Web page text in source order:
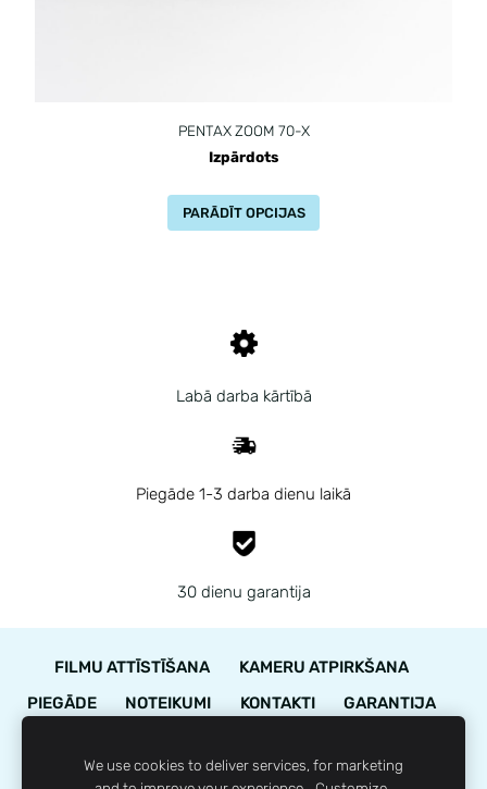
Labā darba kārtībā
Piegāde 1-3 darba dienu laikā
30 dienu garantija
PENTAX ZOOM 70-X
Izpārdots
PARĀDĪT OPCIJAS
FILMU ATTĪSTĪŠANA
KAMERU ATPIRKŠANA
PIEGĀDE
NOTEIKUMI KONTAKTI
GARANTIJA
LOJALITĀTES PROGRAMMA
SĪKDATNES
We use cookies to deliver services, for marketing